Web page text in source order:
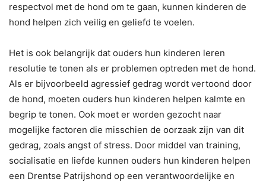
respectvol met de hond om te gaan, kunnen kinderen de
hond helpen zich veilig en geliefd te voelen.
Het is ook belangrijk dat ouders hun kinderen leren
resolutie te tonen als er problemen optreden met de hond.
Als er bijvoorbeeld agressief gedrag wordt vertoond door
de hond, moeten ouders hun kinderen helpen kalmte en
begrip te tonen. Ook moet er worden gezocht naar
mogelijke factoren die misschien de oorzaak zijn van dit
gedrag, zoals angst of stress. Door middel van training,
socialisatie en liefde kunnen ouders hun kinderen helpen
een Drentse Patrijshond op een verantwoordelijke en